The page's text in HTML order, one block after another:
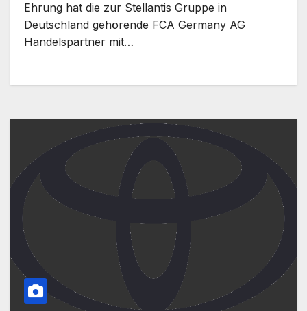
Ehrung hat die zur Stellantis Gruppe in
Deutschland gehörende FCA Germany AG
Handelspartner mit…